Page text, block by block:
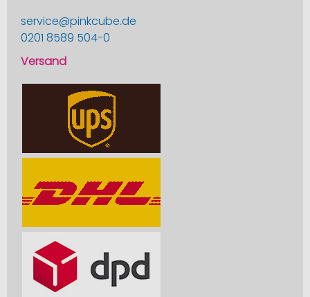
service@pinkcube.de
0201 8589 504-0
Versand